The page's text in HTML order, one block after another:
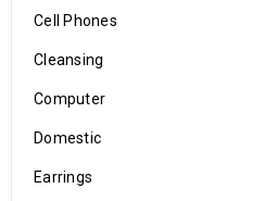
Cell Phones
Cleansing
Computer
Domestic
Earrings